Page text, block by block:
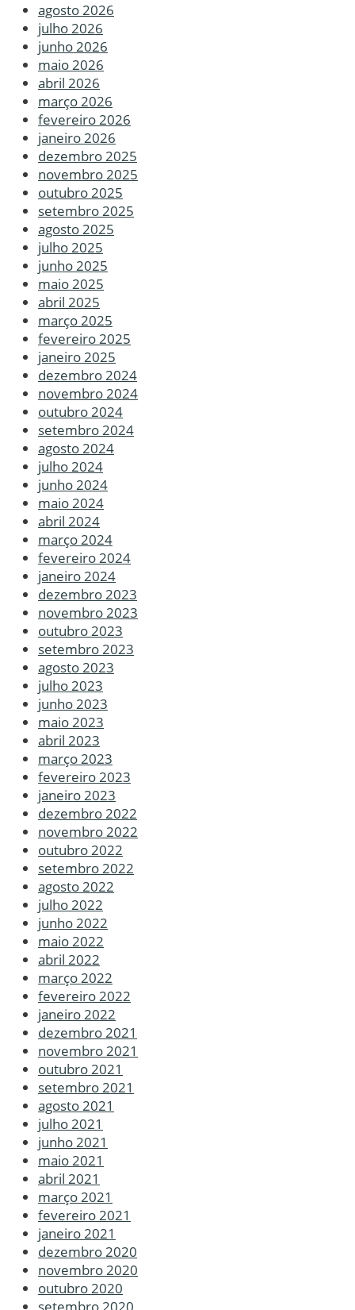
agosto 2026
julho 2026
junho 2026
maio 2026
abril 2026
março 2026
fevereiro 2026
janeiro 2026
dezembro 2025
novembro 2025
outubro 2025
setembro 2025
agosto 2025
julho 2025
junho 2025
maio 2025
abril 2025
março 2025
fevereiro 2025
janeiro 2025
dezembro 2024
novembro 2024
outubro 2024
setembro 2024
agosto 2024
julho 2024
junho 2024
maio 2024
abril 2024
março 2024
fevereiro 2024
janeiro 2024
dezembro 2023
novembro 2023
outubro 2023
setembro 2023
agosto 2023
julho 2023
junho 2023
maio 2023
abril 2023
março 2023
fevereiro 2023
janeiro 2023
dezembro 2022
novembro 2022
outubro 2022
setembro 2022
agosto 2022
julho 2022
junho 2022
maio 2022
abril 2022
março 2022
fevereiro 2022
janeiro 2022
dezembro 2021
novembro 2021
outubro 2021
setembro 2021
agosto 2021
julho 2021
junho 2021
maio 2021
abril 2021
março 2021
fevereiro 2021
janeiro 2021
dezembro 2020
novembro 2020
outubro 2020